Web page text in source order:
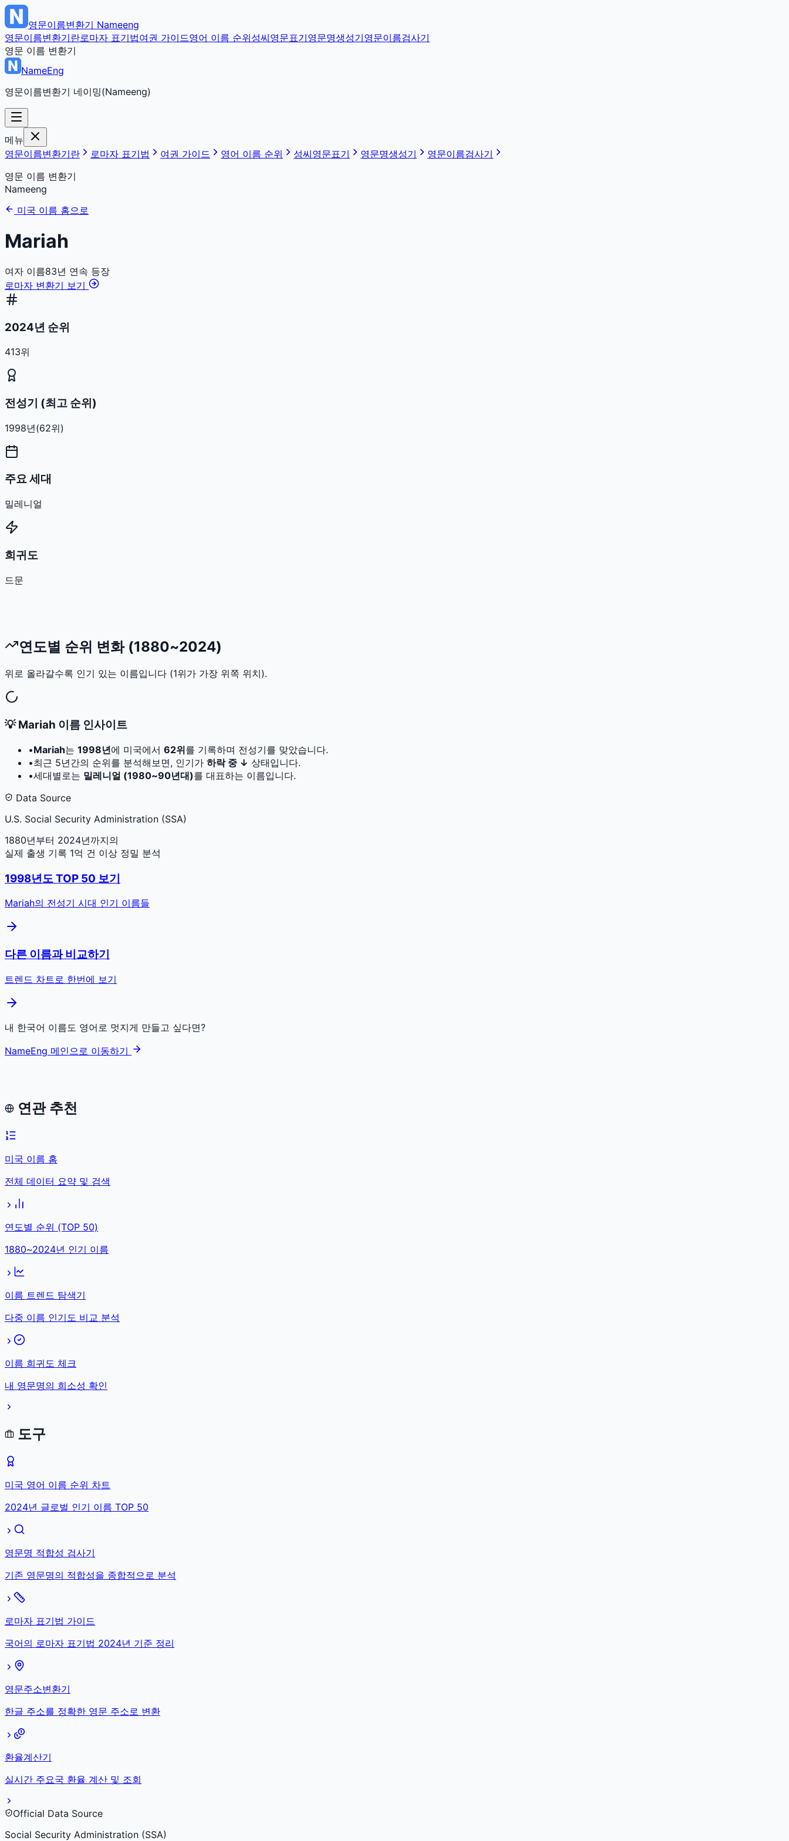
영문이름변환기 Nameeng
영문이름변환기란로마자 표기법여권 가이드영어 이름 순위성씨영문표기영문명생성기영문이름검사기
영문 이름 변환기
NameEng
영문이름변환기 네이밍(Nameeng)
메뉴
영문이름변환기란
로마자 표기법 여권 가이드 영어 이름 순위 성씨영문표기 영문명생성기
영문이름검사기
영문 이름 변환기
Nameeng
미국 이름 홈으로
Mariah
여자 이름83년 연속 등장
로마자 변환기 보기
2024년 순위
413위
전성기 (최고 순위)
1998년(62위)
주요 세대
밀레니얼
희귀도
드문
연도별 순위 변화 (1880~2024)
위로 올라갈수록 인기 있는 이름입니다 (1위가 가장 위쪽 위치).
💡Mariah 이름 인사이트
•Mariah는 1998년에 미국에서 62위를 기록하며 전성기를 맞았습니다.
•최근 5년간의 순위를 분석해보면, 인기가 하락 중 ↓ 상태입니다.
•세대별로는 밀레니얼 (1980~90년대)를 대표하는 이름입니다.
Data Source
U.S. Social Security Administration (SSA)
1880년부터 2024년까지의
실제 출생 기록 1억 건 이상 정밀 분석
1998년도 TOP 50 보기
Mariah의 전성기 시대 인기 이름들
다른 이름과 비교하기
트렌드 차트로 한번에 보기
내 한국어 이름도 영어로 멋지게 만들고 싶다면?
NameEng 메인으로 이동하기
연관 추천
미국 이름 홈
전체 데이터 요약 및 검색
연도별 순위 (TOP 50)
1880~2024년 인기 이름
이름 트렌드 탐색기
다중 이름 인기도 비교 분석
이름 희귀도 체크
내 영문명의 희소성 확인
도구
미국 영어 이름 순위 차트
2024년 글로벌 인기 이름 TOP 50
영문명 적합성 검사기
기존 영문명의 적합성을 종합적으로 분석
로마자 표기법 가이드
국어의 로마자 표기법 2024년 기준 정리
영문주소변환기
한글 주소를 정확한 영문 주소로 변환
환율계산기
실시간 주요국 환율 계산 및 조회
Official Data Source
Social Security Administration (SSA)